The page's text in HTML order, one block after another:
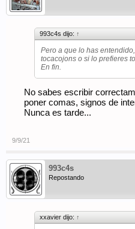
993c4s dijo: ↑
Pero a que lo has
tocacojons o si lo prefieres
En fin.
No sabes escribir
poner comas, signos de
Nunca es tarde...
9/9/21
993c4s
Repostando
xxavier dijo: ↑